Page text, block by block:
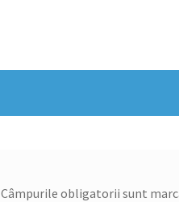
Câmpurile obligatorii sunt